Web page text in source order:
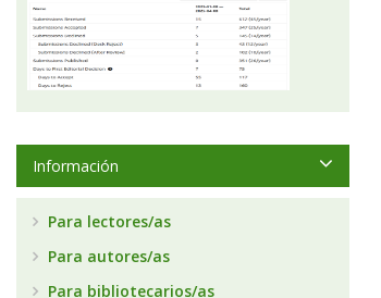
Información
Para lectores/as
Para autores/as
Para bibliotecarios/as